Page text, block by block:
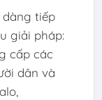
tiếp
giải pháp:
cấp các
dân và